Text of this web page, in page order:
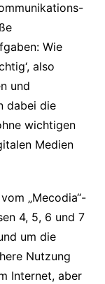
Wie
also
und
dabei die
wichtigen
Medien
„Mecodia“-
4, 5, 6 und 7
um die
Nutzung
Internet, aber